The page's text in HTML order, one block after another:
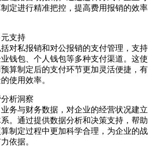
定进行精准把控，提高费用报销的效率
支持
对私报销和对公报销的支付管理，支持
钱包、个人钱包等多种支付渠道。这使
算制定后的支付环节更加灵活便捷，有
使用效率。
析洞察
务与财务数据，对企业的经营状况建立
。通过提供数据分析和决策支持，帮助
制定过程中更加科学合理，为企业的战
依据。